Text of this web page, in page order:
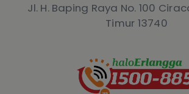
Jl. H. Baping Raya No. 100
Timur 13740